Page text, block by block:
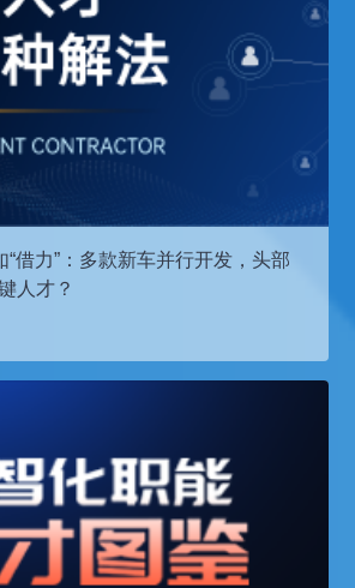
“借力”：多款新车并行开发，头部
人才？